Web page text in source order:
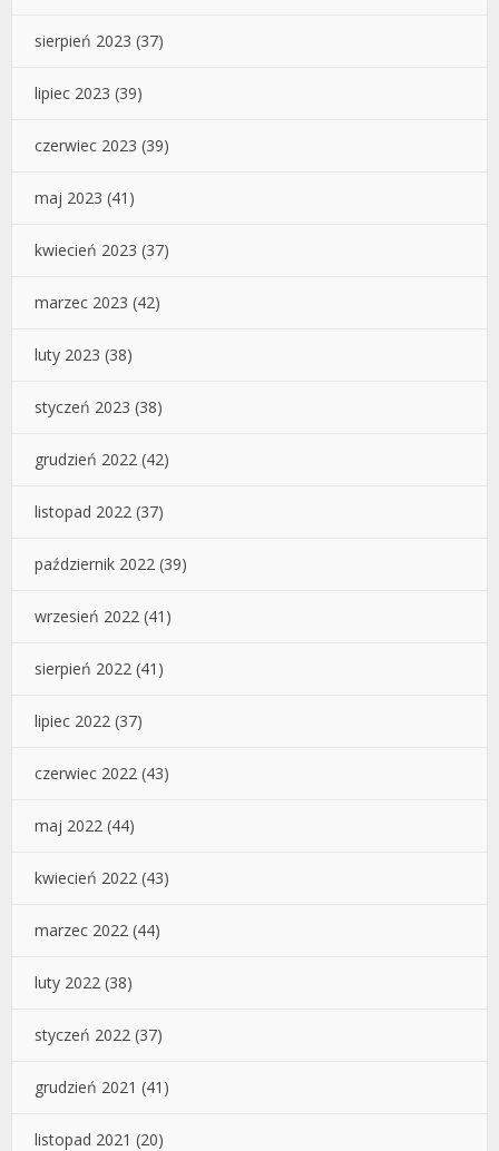
sierpień 2023 (37)
lipiec 2023 (39)
czerwiec 2023 (39)
maj 2023 (41)
kwiecień 2023 (37)
marzec 2023 (42)
luty 2023 (38)
styczeń 2023 (38)
grudzień 2022 (42)
listopad 2022 (37)
październik 2022 (39)
wrzesień 2022 (41)
sierpień 2022 (41)
lipiec 2022 (37)
czerwiec 2022 (43)
maj 2022 (44)
kwiecień 2022 (43)
marzec 2022 (44)
luty 2022 (38)
styczeń 2022 (37)
grudzień 2021 (41)
listopad 2021 (20)